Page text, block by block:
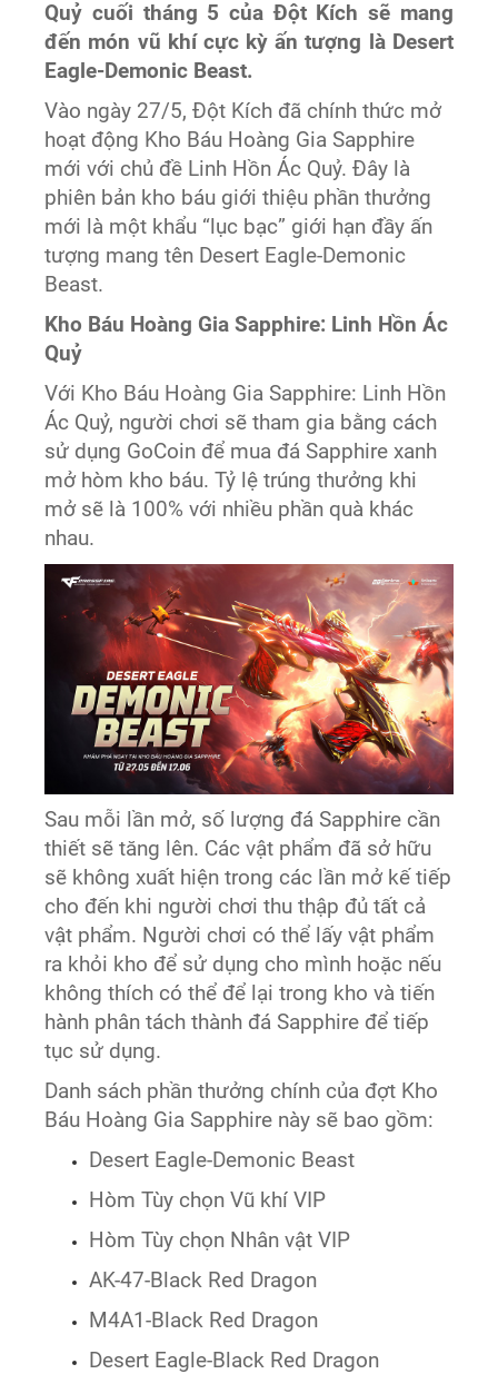
Quỷ cuối tháng 5 của Đột Kích sẽ mang
đến món vũ khí cực kỳ ấn tượng là Desert
Eagle-Demonic Beast.
Vào ngày 27/5, Đột Kích đã chính thức mở
hoạt động Kho Báu Hoàng Gia Sapphire
mới với chủ đề Linh Hồn Ác Quỷ. Đây là
phiên bản kho báu giới thiệu phần thưởng
mới là một khẩu “lục bạc” giới hạn đầy ấn
tượng mang tên Desert Eagle-Demonic
Beast.
Kho Báu Hoàng Gia Sapphire: Linh Hồn Ác
Quỷ
Với Kho Báu Hoàng Gia Sapphire: Linh Hồn
Ác Quỷ, người chơi sẽ tham gia bằng cách
sử dụng GoCoin để mua đá Sapphire xanh
mở hòm kho báu. Tỷ lệ trúng thưởng khi
mở sẽ là 100% với nhiều phần quà khác
nhau.
Sau mỗi lần mở, số lượng đá Sapphire cần
thiết sẽ tăng lên. Các vật phẩm đã sở hữu
sẽ không xuất hiện trong các lần mở kế tiếp
cho đến khi người chơi thu thập đủ tất cả
vật phẩm. Người chơi có thể lấy vật phẩm
ra khỏi kho để sử dụng cho mình hoặc nếu
không thích có thể để lại trong kho và tiến
hành phân tách thành đá Sapphire để tiếp
tục sử dụng.
Danh sách phần thưởng chính của đợt Kho
Báu Hoàng Gia Sapphire này sẽ bao gồm:
Desert Eagle-Demonic Beast
Hòm Tùy chọn Vũ khí VIP
Hòm Tùy chọn Nhân vật VIP
AK-47-Black Red Dragon
M4A1-Black Red Dragon
Desert Eagle-Black Red Dragon